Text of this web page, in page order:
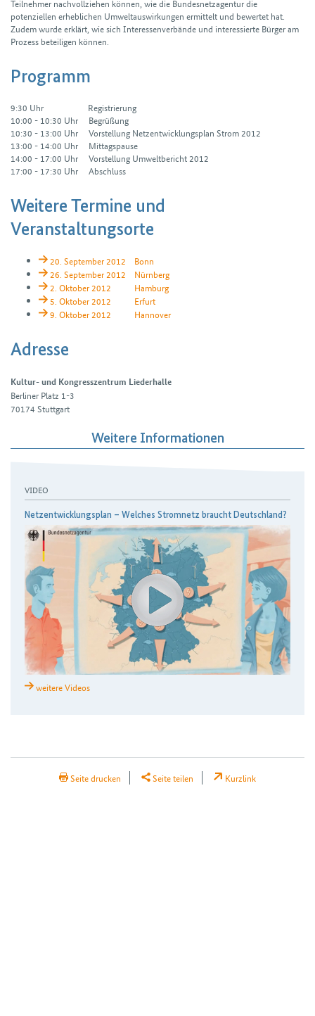
Teilnehmer nachvollziehen können, wie die Bundesnetzagentur die
potenziellen erheblichen Umweltauswirkungen ermittelt und bewertet hat.
Zudem wurde erklärt, wie sich Interessenverbände und interessierte Bürger am
Prozess beteiligen können.
Programm
9:30 Uhr Registrierung
10:00 - 10:30 Uhr Begrüßung
10:30 - 13:00 Uhr Vorstellung Netzentwicklungsplan Strom 2012
13:00 - 14:00 Uhr Mittagspause
14:00 - 17:00 Uhr Vorstellung Umweltbericht 2012
17:00 - 17:30 Uhr Abschluss
Weitere Termine und
Veranstaltungsorte
20. September 2012 Bonn
26. September 2012 Nürnberg
2. Oktober 2012 Hamburg
5. Oktober 2012 Erfurt
9. Oktober 2012 Hannover
Adresse
Kultur- und Kongresszentrum Liederhalle
Berliner Platz 1-3
70174 Stuttgart
Weitere Informationen
VIDEO
Netzentwicklungsplan – Welches Stromnetz braucht Deutschland?
weitere Videos
Seite drucken Seite teilen Kurzlink